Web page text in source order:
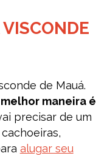
de Mauá.
maneira é
precisar de um
alugar seu